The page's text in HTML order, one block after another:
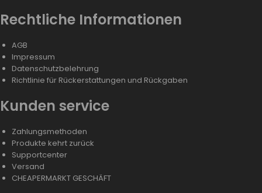
Rechtliche Informationen
AGB
Impressum
Datenschutzbelehrung
Richtlinie für Rückerstattungen und Rückgaben
Kunden service
Zahlungsmethoden
Produkte kehrt zurück
Supportcenter
Versand
CHEAPERMARKT GESCHÄFT